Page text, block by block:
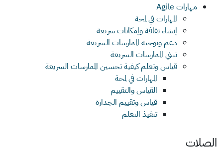
مهارات Agile
المهارات في لمحة
إنشاء ثقافة وإمكانات سريعة
دعم وتوجيه الممارسات السريعة
تبني الممارسات السريعة
قياس وتعلم كيفية تحسين الممارسات السريعة
المهارات في لمحة
القياس والتقييم
قياس وتقييم الجدارة
تنفيذ التعلم
الصلات